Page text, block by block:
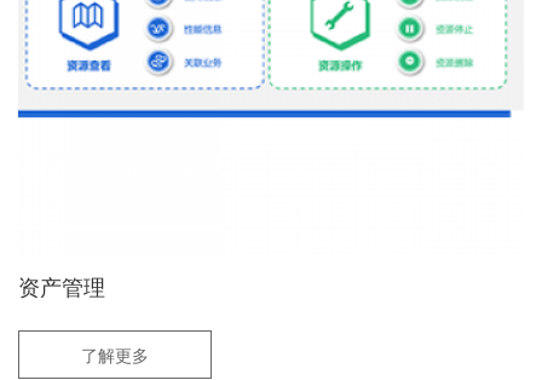
资产管理
了解更多